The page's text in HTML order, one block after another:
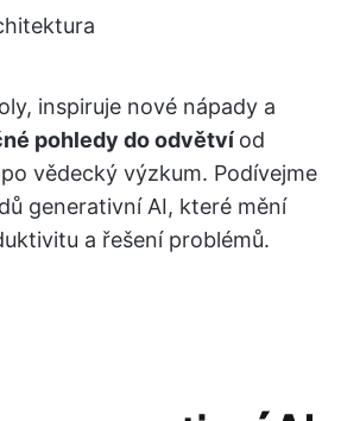
inspiruje nové nápady a
pohledy do odvětví od
vědecký výzkum. Podívejme
generativní AI, které mění
a řešení problémů.